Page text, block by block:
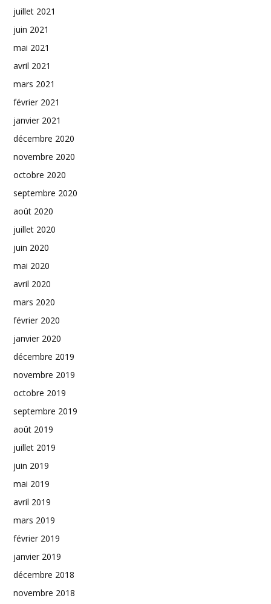
juillet 2021
juin 2021
mai 2021
avril 2021
mars 2021
février 2021
janvier 2021
décembre 2020
novembre 2020
octobre 2020
septembre 2020
août 2020
juillet 2020
juin 2020
mai 2020
avril 2020
mars 2020
février 2020
janvier 2020
décembre 2019
novembre 2019
octobre 2019
septembre 2019
août 2019
juillet 2019
juin 2019
mai 2019
avril 2019
mars 2019
février 2019
janvier 2019
décembre 2018
novembre 2018